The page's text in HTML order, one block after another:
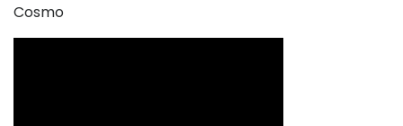
Cosmo